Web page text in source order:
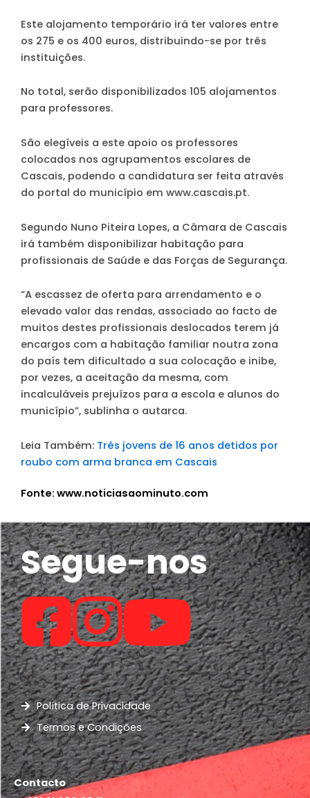
Este alojamento temporário irá ter valores entre
os 275 e os 400 euros, distribuindo-se por três
instituições.
No total, serão disponibilizados 105 alojamentos
para professores.
São elegíveis a este apoio os professores
colocados nos agrupamentos escolares de
Cascais, podendo a candidatura ser feita através
do portal do município em www.cascais.pt.
Segundo Nuno Piteira Lopes, a Câmara de Cascais
irá também disponibilizar habitação para
profissionais de Saúde e das Forças de Segurança.
“A escassez de oferta para arrendamento e o
elevado valor das rendas, associado ao facto de
muitos destes profissionais deslocados terem já
encargos com a habitação familiar noutra zona
do país tem dificultado a sua colocação e inibe,
por vezes, a aceitação da mesma, com
incalculáveis prejuízos para a escola e alunos do
município”, sublinha o autarca.
Leia Também: Três jovens de 16 anos detidos por
roubo com arma branca em Cascais
Fonte: www.noticiasaominuto.com
Segue-nos
Política de Privacidade
Termos e Condições
Contacto